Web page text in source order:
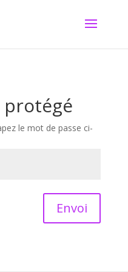
protégé
le mot de passe ci-
Envoi